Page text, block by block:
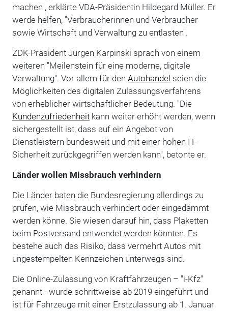
machen", erklärte VDA-Präsidentin Hildegard Müller. Er
werde helfen, "Verbraucherinnen und Verbraucher
sowie Wirtschaft und Verwaltung zu entlasten".
ZDK-Präsident Jürgen Karpinski sprach von einem
weiteren "Meilenstein für eine moderne, digitale
Verwaltung". Vor allem für den Autohandel seien die
Möglichkeiten des digitalen Zulassungsverfahrens
von erheblicher wirtschaftlicher Bedeutung. "Die
Kundenzufriedenheitkann weiter erhöht werden, wenn
sichergestellt ist, dass auf ein Angebot von
Dienstleistern bundesweit und mit einer hohen IT-
Sicherheit zurückgegriffen werden kann", betonte er.
Länder wollen Missbrauch verhindern
Die Länder baten die Bundesregierung allerdings zu
prüfen, wie Missbrauch verhindert oder eingedämmt
werden könne. Sie wiesen darauf hin, dass Plaketten
beim Postversand entwendet werden könnten. Es
bestehe auch das Risiko, dass vermehrt Autos mit
ungestempelten Kennzeichen unterwegs sind.
Die Online-Zulassung von Kraftfahrzeugen – "i-Kfz"
genannt - wurde schrittweise ab 2019 eingeführt und
ist für Fahrzeuge mit einer Erstzulassung ab 1. Januar